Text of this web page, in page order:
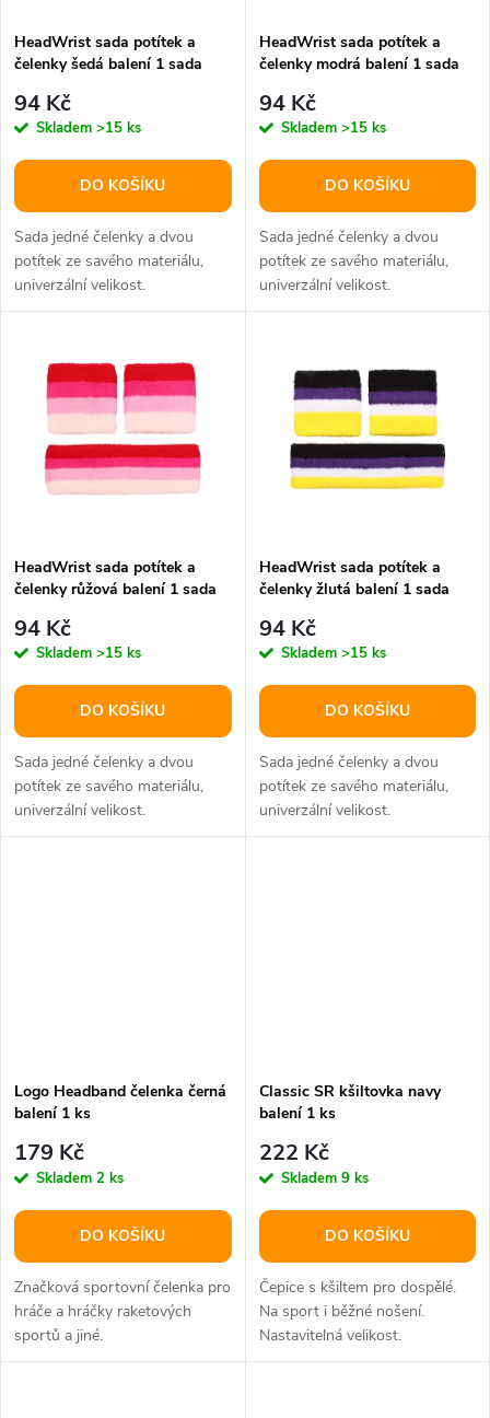
p
r
o
d
u
s
p
r
o
d
u
HeadWrist sada potítek a
čelenky šedá balení 1 sada
94 Kč
Skladem >15 ks
DO KOŠÍKU
Sada jedné čelenky a dvou
potítek ze savého materiálu,
univerzální velikost.
HeadWrist sada potítek a
čelenky modrá balení 1 sada
94 Kč
Skladem >15 ks
DO KOŠÍKU
Sada jedné čelenky a dvou
potítek ze savého materiálu,
univerzální velikost.
HeadWrist sada potítek a
čelenky růžová balení 1 sada
94 Kč
Skladem >15 ks
DO KOŠÍKU
Sada jedné čelenky a dvou
potítek ze savého materiálu,
univerzální velikost.
HeadWrist sada potítek a
čelenky žlutá balení 1 sada
94 Kč
Skladem >15 ks
DO KOŠÍKU
Sada jedné čelenky a dvou
potítek ze savého materiálu,
univerzální velikost.
Logo Headband čelenka černá
balení 1 ks
179 Kč
Skladem 2 ks
DO KOŠÍKU
Značková sportovní čelenka pro
hráče a hráčky raketových
sportů a jiné.
Classic SR kšiltovka navy
balení 1 ks
222 Kč
Skladem 9 ks
DO KOŠÍKU
Čepice s kšiltem pro dospělé.
Na sport i běžné nošení.
Nastavitelná velikost.